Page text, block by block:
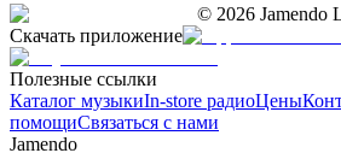
© 2026 Jamendo
Скачать приложение
Полезные ссылки
Каталог музыкиIn-store радиоЦены
помощиСвязаться с нами
Jamendo